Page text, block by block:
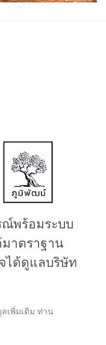
พร้อมระบบ
าตราฐาน
ได้ดูแลบริษัท
เพิ่มเติม ท่าน